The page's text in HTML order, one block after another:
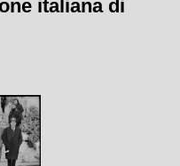
italiana di